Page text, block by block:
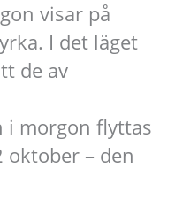
visar på
I det läget
de av
i morgon flyttas
– den